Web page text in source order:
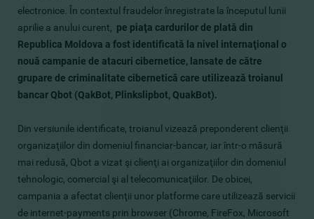
electronice. În contextul fraudelor înregistrate la începutul lunii
aprilie a anului curent, pe piaţa cardurilor de plată din
Republica Moldova a fost identificată la nivel internaţional o
nouă campanie de atacuri cibernetice, lansate de către
grupare de criminalitate cibernetică care utilizează troianul
bancar Qbot (QakBot, Plinkslipbot, QuakBot).
Din versiunile identificate, troianul vizează preponderent clienţii
organizaţiilor din domeniul financiar-bancar, iar într-o măsură
mai redusă, Qbot a vizat şi clienţi ai organizaţiilor din domeniul
tehnologic, comercial şi al telecomunicaţiilor. De obicei,
campania a afectat clienţii unor platforme care utilizează servicii
de internet-payments prin browser (Chrome, FireFox, Microsoft